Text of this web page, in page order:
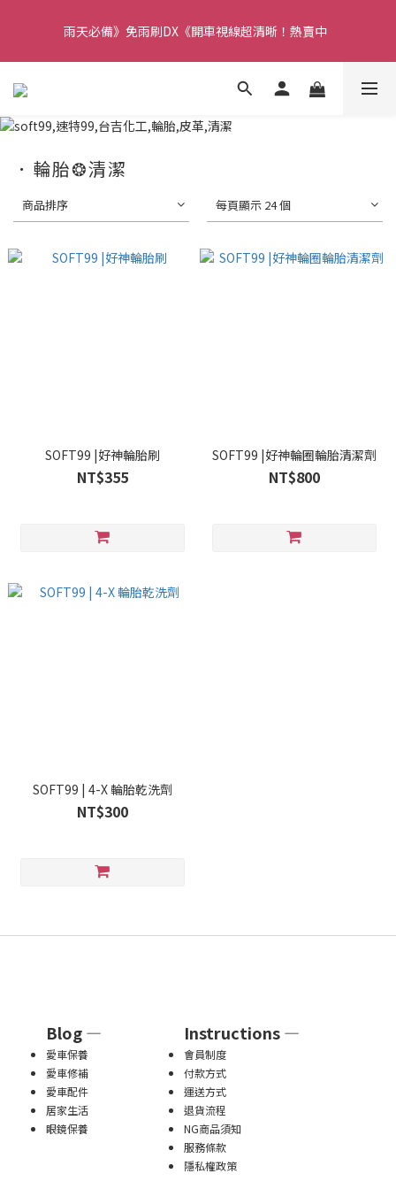
聯絡我們確認。
雨天必備》免雨刷DX《開車視線超清晰！熱賣中
【重要】本公司不會在假日、非上班時段以電話連絡，若有疑慮請
．輪胎❂清潔
商品排序 每頁顯示 24 個
SOFT99 |好神輪胎刷
NT$355
SOFT99 |好神輪圈輪胎清潔劑
NT$800
SOFT99 | 4-X 輪胎乾洗劑
NT$300
Blog — Instructions —
愛車保養
會員制度
愛車修補
付款方式
愛車配件
運送方式
居家生活
退貨流程
眼鏡保養
NG商品須知
服務條款
隱私權政策